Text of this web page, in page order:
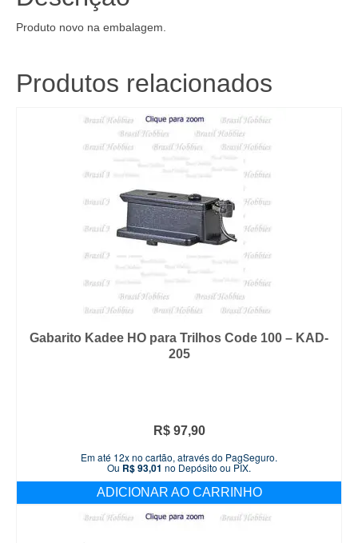
Produto novo na embalagem.
Produtos relacionados
Gabarito Kadee HO para Trilhos Code 100 – KAD-
205
R$97,90
Em até 12x no cartão, através do PagSeguro.
Ou R$93,01 no Depósito ou PIX.
ADICIONAR AO CARRINHO